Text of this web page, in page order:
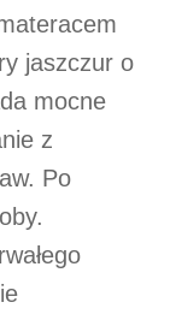
jaszczur o
mocne
z
Po